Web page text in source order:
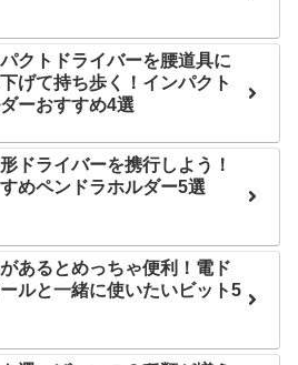
クトドライバーを腰道具に
げて持ち歩く！インパクト
ーおすすめ4選
ドライバーを携行しよう！
めペンドラホルダー5選
あるとめっちゃ便利！電ド
ルと一緒に使いたいビット5